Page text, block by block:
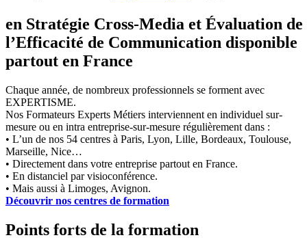
en Stratégie Cross-Media et Évaluation de
l’Efficacité de Communication disponible
partout en France
Chaque année, de nombreux professionnels se forment avec
EXPERTISME.
Nos Formateurs Experts Métiers interviennent en individuel sur-
mesure ou en intra entreprise-sur-mesure régulièrement dans :
• L’un de nos 54 centres à Paris, Lyon, Lille, Bordeaux, Toulouse,
Marseille, Nice…
• Directement dans votre entreprise partout en France.
• En distanciel par visioconférence.
• Mais aussi à Limoges, Avignon.
Découvrir nos centres de formation
Points forts de la formation